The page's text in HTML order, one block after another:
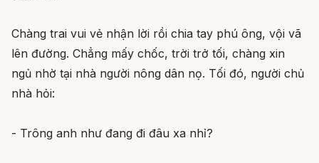
Chàng trai vui vẻ nhận lời rồi chia tay phú ông, vội vã
lên đường. Chẳng mấy chốc, trời trở tối, chàng xin
ngủ nhờ tại nhà người nông dân nọ. Tối đó, người chủ
nhà hỏi:
- Trông anh như đang đi đâu xa nhỉ?